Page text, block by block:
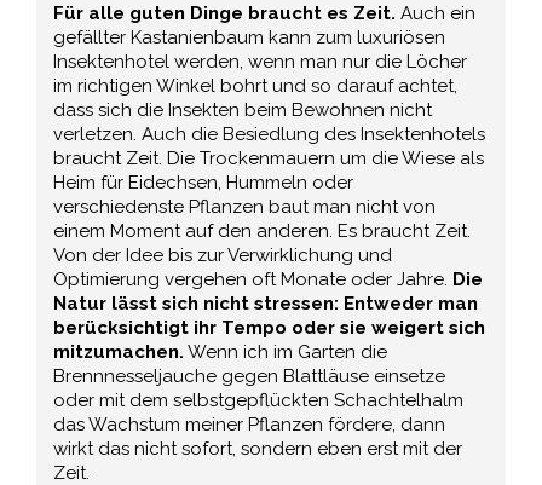
Für alle guten Dinge braucht es Zeit.Auch ein
gefällter Kastanienbaum kann zum luxuriösen
Insektenhotel werden, wenn man nur die Löcher
im richtigen Winkel bohrt und so darauf achtet,
dass sich die Insekten beim Bewohnen nicht
verletzen. Auch die Besiedlung des Insektenhotels
braucht Zeit. Die Trockenmauern um die Wiese als
Heim für Eidechsen, Hummeln oder
verschiedenste Pflanzen baut man nicht von
einem Moment auf den anderen. Es braucht Zeit.
Von der Idee bis zur Verwirklichung und
Optimierung vergehen oft Monate oder Jahre. Die
Natur lässt sich nicht stressen: Entweder man
berücksichtigt ihr Tempo oder sie weigert sich
mitzumachen. Wenn ich im Garten die
Brennnesseljauche gegen Blattläuse einsetze
oder mit dem selbstgepflückten Schachtelhalm
das Wachstum meiner Pflanzen fördere, dann
wirkt das nicht sofort, sondern eben erst mit der
Zeit.